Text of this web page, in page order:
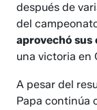
después de
del
aprovechó
una victoria en
A pesar del
Papa continúa